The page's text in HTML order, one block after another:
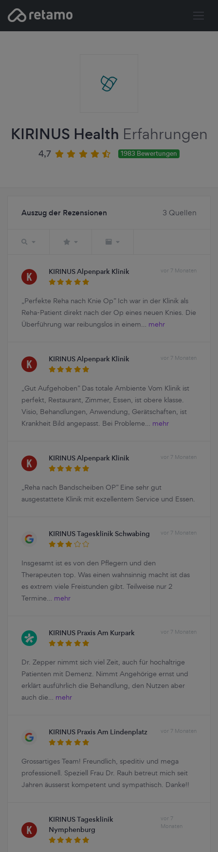
KIRINUS Health Erfahrungen
4,7 1983 Bewertungen
Auszug der Rezensionen 3 Quellen
KIRINUS Alpenpark Klinik vor 7 Monaten
„Perfekte Reha nach Knie Op” Ich war in der Klinik als
Reha-Patient direkt nach der Op eines neuen Knies. Die
Überführung war reibungslos in einem… mehr
KIRINUS Alpenpark Klinik vor 7 Monaten
„Gut Aufgehoben” Das totale Ambiente Vom Klinik ist
perfekt, Restaurant, Zimmer, Essen, ist obere klasse.
Visio, Behandlungen, Anwendung, Gerätschaften, ist
Krankheit Bild angepasst. Bei Probleme… mehr
KIRINUS Alpenpark Klinik vor 7 Monaten
„Reha nach Bandscheiben OP” Eine sehr gut
ausgestattete Klinik mit exzellentem Service und Essen.
KIRINUS Tagesklinik Schwabing vor 7 Monaten
Insgesamt ist es von den Pflegern und den
Therapeuten top. Was einen wahnsinnig macht ist das
es extrem viele Freistunden gibt. Teilweise nur 2
Termine… mehr
KIRINUS Praxis Am Kurpark vor 7 Monaten
Dr. Zepper nimmt sich viel Zeit, auch für hochaltrige
Patienten mit Demenz. Nimmt Angehörige ernst und
erklärt ausführlich die Behandlung, den Nutzen aber
auch die… mehr
KIRINUS Praxis Am Lindenplatz vor 7 Monaten
Grossartiges Team! Freundlich, speditiv und mega
professionell. Speziell Frau Dr. Rauh betreut mich seit
Jahren äusserst kompetent und sympathisch. Danke!!
KIRINUS Tagesklinik
Nymphenburg
vor 7
Monaten